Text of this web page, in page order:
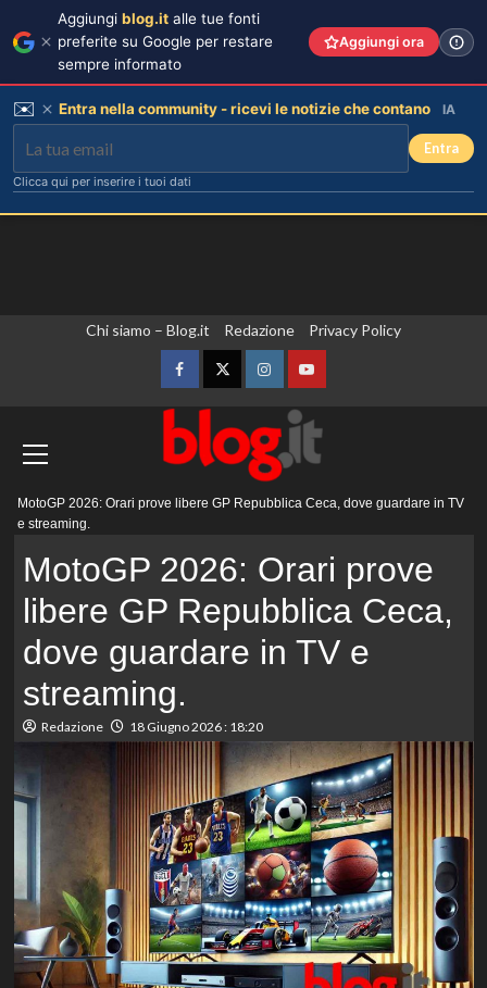
Chi siamo – Blog.it Redazione Privacy Policy
FacebookTwitterInstagramYouTube
principale
MotoGP 2026: Orari prove libere GP Repubblica Ceca, dove guardare in TV
e streaming.
MotoGP 2026: Orari prove
libere GP Repubblica Ceca,
dove guardare in TV e
streaming.
Redazione 18 Giugno 2026 : 18:20
Aggiungi blog.it alle tue fonti
preferite su Google per restare
sempre informato
Aggiungi ora
✉️ Entra nella community - ricevi le notizie che contano IA
Entra
Clicca qui per inserire i tuoi dati